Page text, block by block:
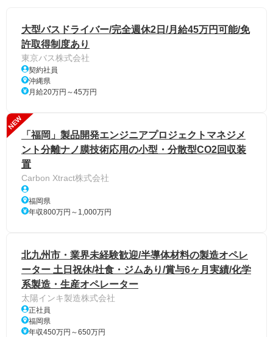
大型バスドライバー/完全週休2日/月給45万円可能/免
許取得制度あり
東京バス株式会社
契約社員
沖縄県
月給20万円～45万円
NEW
「福岡」製品開発エンジニアプロジェクトマネジメ
ント分離ナノ膜技術応用の小型・分散型CO2回収装
置
Carbon Xtract株式会社
福岡県
年収800万円～1,000万円
北九州市・業界未経験歓迎/半導体材料の製造オペレ
ーター 土日祝休/社食・ジムあり/賞与6ヶ月実績/化学
系製造・生産オペレーター
太陽インキ製造株式会社
正社員
福岡県
年収450万円～650万円